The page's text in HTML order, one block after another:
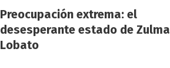
Preocupación extrema: el
desesperante estado de Zulma
Lobato